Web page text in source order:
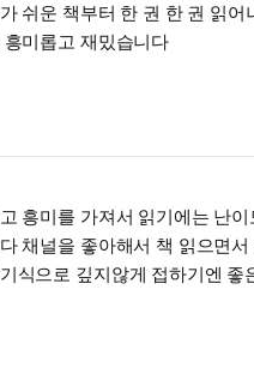
쉬운 책부터 한 권 한 권 읽
미롭고 재밌습니다
흥미를 가져서 읽기에는 난
채널을 좋아해서 책 읽으면
식으로 깊지않게 접하기엔 좋